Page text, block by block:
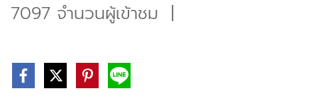
7097 จำนวนผู้เข้าชม |